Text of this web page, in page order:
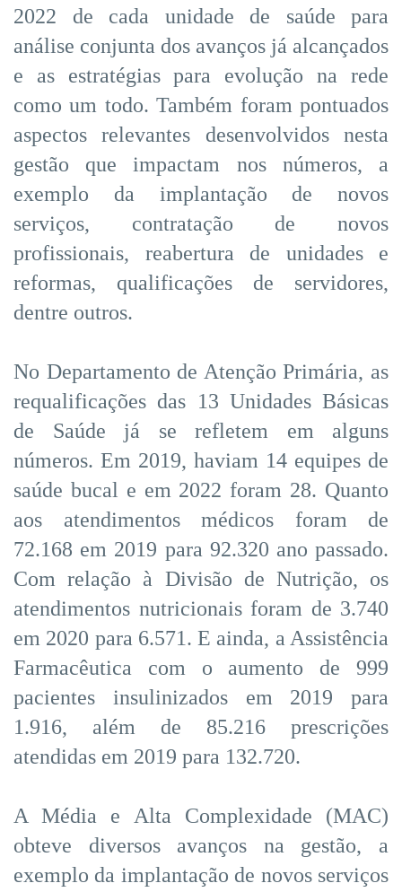
2022 de cada unidade de saúde para
análise conjunta dos avanços já alcançados
e as estratégias para evolução na rede
como um todo. Também foram pontuados
aspectos relevantes desenvolvidos nesta
gestão que impactam nos números, a
exemplo da implantação de novos
serviços, contratação de novos
profissionais, reabertura de unidades e
reformas, qualificações de servidores,
dentre outros.
No Departamento de Atenção Primária, as
requalificações das 13 Unidades Básicas
de Saúde já se refletem em alguns
números. Em 2019, haviam 14 equipes de
saúde bucal e em 2022 foram 28. Quanto
aos atendimentos médicos foram de
72.168 em 2019 para 92.320 ano passado.
Com relação à Divisão de Nutrição, os
atendimentos nutricionais foram de 3.740
em 2020 para 6.571. E ainda, a Assistência
Farmacêutica com o aumento de 999
pacientes insulinizados em 2019 para
1.916, além de 85.216 prescrições
atendidas em 2019 para 132.720.
A Média e Alta Complexidade (MAC)
obteve diversos avanços na gestão, a
exemplo da implantação de novos serviços